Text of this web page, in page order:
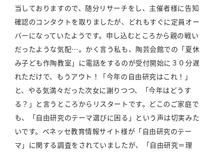
当しておりますので、随分リサーチをし、主催者様に告知
確認のコンタクトを取りましたが、どれもすぐに定員オー
バーになっていたようです。申し込むところから親の戦い
だったような気配…。かく言う私も、陶芸会館での「夏休
み子ども作陶教室」に電話をするのが受付開始に３０分遅
れただけで、もうアウト！「今年の自由研究はこれ！」
と、やる気満々だった次女に謝りつつ、「今年はどうす
る？」と言うところからリスタートです。どこのご家庭で
も、「自由研究のテーマ選びに困る」という声は切実みた
いです。ベネッセ教育情報サイト様が「自由研究のテー
マ」に関する調査をされていましたが、「自由研究＝理